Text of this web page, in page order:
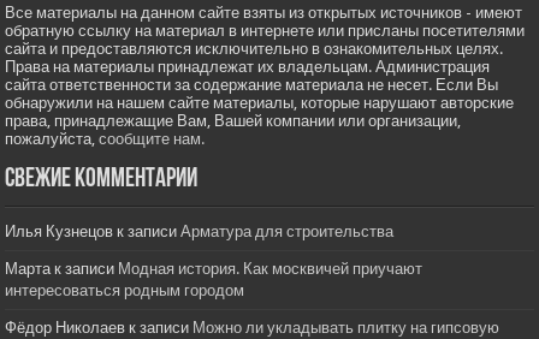
Все материалы на данном сайте взяты из открытых источников - имеют
обратную ссылку на материал в интернете или присланы посетителями
сайта и предоставляются исключительно в ознакомительных целях.
Права на материалы принадлежат их владельцам. Администрация
сайта ответственности за содержание материала не несет. Если Вы
обнаружили на нашем сайте материалы, которые нарушают авторские
права, принадлежащие Вам, Вашей компании или организации,
пожалуйста,сообщите нам.
Свежие комментарии
Илья Кузнецов к записиАрматура для строительства
Мартак записи Модная история. Как москвичей приучают
интересоваться родным городом
Фёдор Николаев к записи Можно ли укладывать плитку на гипсовую